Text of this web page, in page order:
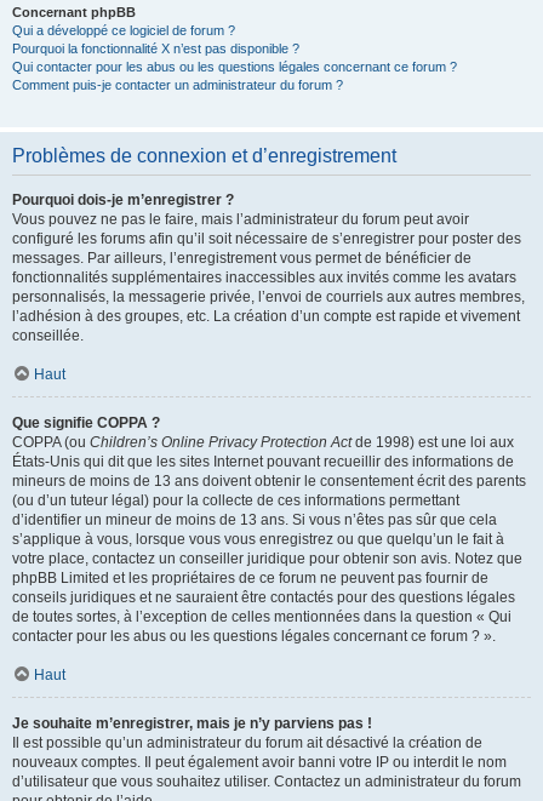
Concernant phpBB
Qui a développé ce logiciel de forum ?
Pourquoi la fonctionnalité X n’est pas disponible ?
Qui contacter pour les abus ou les questions légales concernant ce forum ?
Comment puis-je contacter un administrateur du forum ?
Problèmes de connexion et d’enregistrement
Pourquoi dois-je m’enregistrer ?
Vous pouvez ne pas le faire, mais l’administrateur du forum peut avoir
configuré les forums afin qu’il soit nécessaire de s’enregistrer pour poster des
messages. Par ailleurs, l’enregistrement vous permet de bénéficier de
fonctionnalités supplémentaires inaccessibles aux invités comme les avatars
personnalisés, la messagerie privée, l’envoi de courriels aux autres membres,
l’adhésion à des groupes, etc. La création d’un compte est rapide et vivement
conseillée.
Haut
Que signifie COPPA ?
COPPA (ou Children’s Online Privacy Protection Actde 1998) est une loi aux
États-Unis qui dit que les sites Internet pouvant recueillir des informations de
mineurs de moins de 13 ans doivent obtenir le consentement écrit des parents
(ou d’un tuteur légal) pour la collecte de ces informations permettant
d’identifier un mineur de moins de 13 ans. Si vous n’êtes pas sûr que cela
s’applique à vous, lorsque vous vous enregistrez ou que quelqu’un le fait à
votre place, contactez un conseiller juridique pour obtenir son avis. Notez que
phpBB Limited et les propriétaires de ce forum ne peuvent pas fournir de
conseils juridiques et ne sauraient être contactés pour des questions légales
de toutes sortes, à l’exception de celles mentionnées dans la question « Qui
contacter pour les abus ou les questions légales concernant ce forum ? ».
Haut
Je souhaite m’enregistrer, mais je n’y parviens pas !
Il est possible qu’un administrateur du forum ait désactivé la création de
nouveaux comptes. Il peut également avoir banni votre IP ou interdit le nom
d’utilisateur que vous souhaitez utiliser. Contactez un administrateur du forum